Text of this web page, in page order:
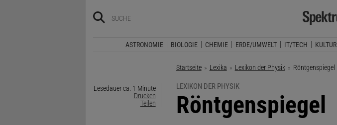
ASTRONOMIE BIOLOGIE CHEMIE ERDE/UMWELT IT/TECH KULTUR
Startseite Lexika Lexikon der Physik Aktuelle Seite:
Röntgenspiegel
Lesedauer ca. 1 Minute
Drucken
Teilen
LEXIKON DER PHYSIK
:
Röntgenspiegel